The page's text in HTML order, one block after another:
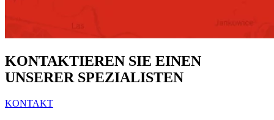
KONTAKTIEREN SIE EINEN
UNSERER SPEZIALISTEN
KONTAKT